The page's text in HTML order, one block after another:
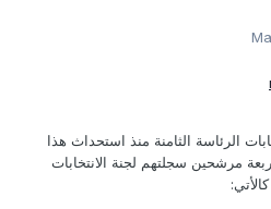
الرئاسة الثامنة منذ استحداث هذا
فيها أربعة مرشحين سجلتهم لجنة الانتخابات